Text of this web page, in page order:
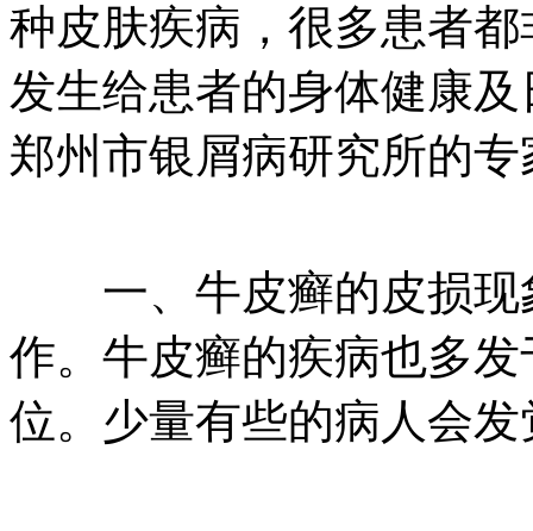
种皮肤疾病，很多患者
发生给患者的身体健康
郑州市银屑病研究所的
一、牛皮癣的皮损现
作。牛皮癣的疾病也多
位。少量有些的病人会